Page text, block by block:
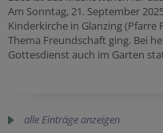
Am Sonntag, 21. September
Kinderkirche in Glanzing (Pfarre
Thema Freundschaft ging. Bei
Gottesdienst auch im Garten
alle Einträge anzeigen